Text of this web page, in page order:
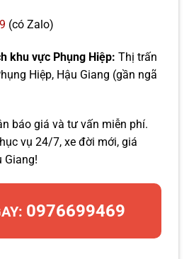
(có Zalo)
khu vực Phụng Hiệp: Thị trấn
Hiệp, Hậu Giang (gần ngã
báo giá và tư vấn miễn phí.
vụ 24/7, xe đời mới, giá
Giang!
0976699469